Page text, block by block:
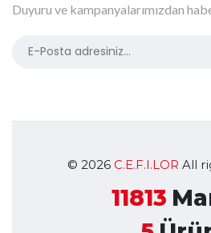
Duyuru ve kampanyalarımızdan
© 2026 C.E.F.I.LOR All
11813